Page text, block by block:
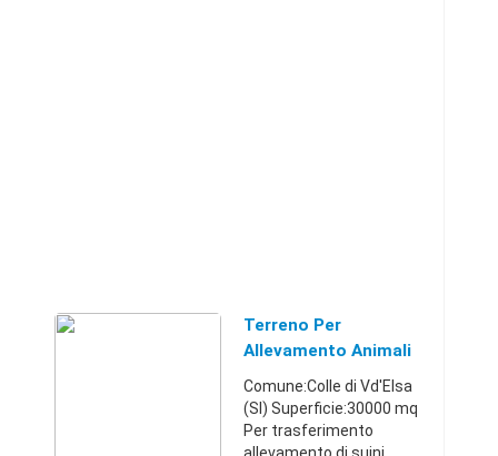
Terreno Per
Allevamento Animali
Comune:Colle di Vd'Elsa
(SI) Superficie:30000 mq
Per trasferimento